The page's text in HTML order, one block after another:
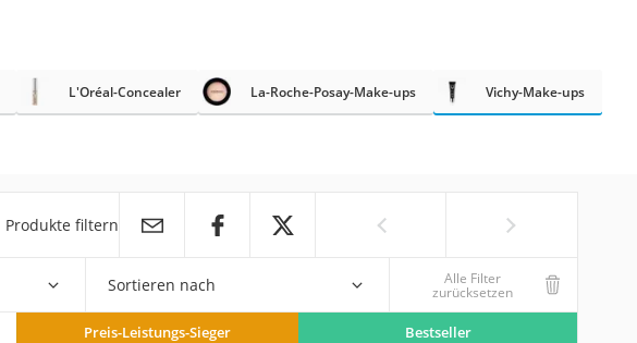
L'Oréal-Concealer La-Roche-Posay-Make-ups Vichy-Make-ups
Produkte filtern
Sortieren nach Alle Filter
zurücksetzen
Preis-Leistungs-Sieger Bestseller